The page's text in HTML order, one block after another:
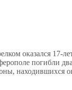
оказался 17-
погибли
находившихся